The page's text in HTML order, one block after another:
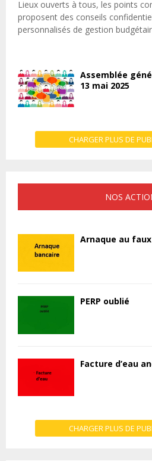
Lieux ouverts à tous, les points
proposent des conseils
personnalisés de gestion
Assemblée
13 mai 2025
CHARGER PLUS DE
NOS
Arnaque au
PERP oublié
Facture d’eau
CHARGER PLUS DE